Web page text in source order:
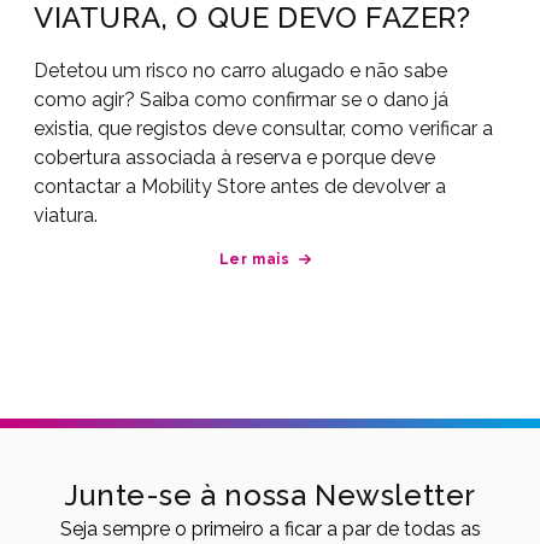
VIATURA, O QUE DEVO FAZER?
Detetou um risco no carro alugado e não sabe
como agir? Saiba como confirmar se o dano já
existia, que registos deve consultar, como verificar a
cobertura associada à reserva e porque deve
contactar a Mobility Store antes de devolver a
viatura.
Ler mais
Junte-se à nossa Newsletter
Seja sempre o primeiro a ficar a par de todas as